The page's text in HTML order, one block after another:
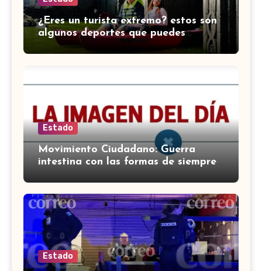
¿Eres un turista extremo? estos son
algunos deportes que puedes
practicar en Guanajuato
Estado
Movimiento Ciudadano: Guerra
intestina con las formas de siempre
Estado